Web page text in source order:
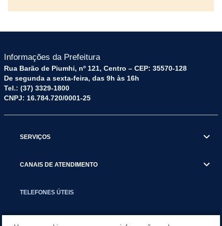
Informações da Prefeitura
Rua Barão de Piumhi, nº 121, Centro – CEP: 35570-128
De segunda a sexta-feira, das 9h às 16h
Tel.: (37) 3329-1800
CNPJ: 16.784.720/0001-25
SERVIÇOS
CANAIS DE ATENDIMENTO
TELEFONES ÚTEIS